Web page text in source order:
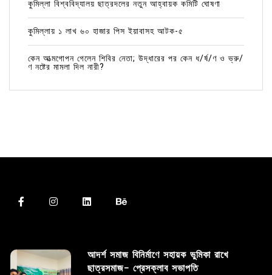
কুমিল্লা বিশ্ববিদ্যালয় ছাত্রদলের নতুন আহ্বায়ক কমিটি ঘোষণা
কুমিল্লায় ১ লাখ ৬০ হাজার পিস ইয়াবাসহ আটক-৫
কেন আত্মগোপন গেলেন শিবির নেতা; উদ্ধারের পর কেন ধ/র্ষ/ণ ও ভ্রু/
ণ নষ্টের মামলা দিল নারী?
আদর্শ সমাজ বিনির্মাণে সহায়ক ভুমিকা রাখে
ছাত্রসমাজ- প্রেসক্লাব সভাপতি